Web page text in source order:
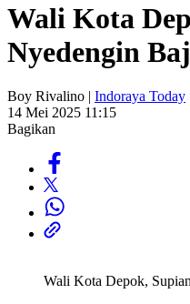
Wali Kota
Nyedengin
Boy Rivalino | Indoraya Today
14 Mei 2025 11:15
Bagikan
Wali Kota Depok,